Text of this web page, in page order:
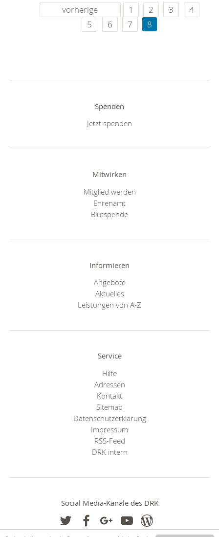
vorherige 1 2 3
4
5
6 7 8
Spenden
Jetzt spenden
Mitwirken
Mitglied werden
Ehrenamt
Blutspende
Informieren
Angebote
Aktuelles
Leistungen von A-Z
Service
Hilfe
Adressen
Kontakt
Sitemap
Datenschutzerklärung
Impressum
RSS-Feed
DRK intern
Social Media-Kanäle des DRK